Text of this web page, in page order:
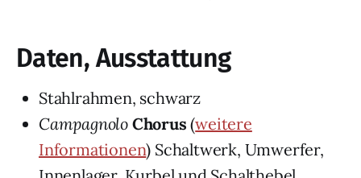
Daten, Ausstattung
Stahlrahmen, schwarz
Campagnolo Chorus (weitere
Informationen) Schaltwerk, Umwerfer,